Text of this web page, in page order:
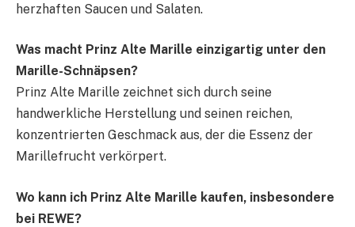
herzhaften Saucen und Salaten.
Was macht Prinz Alte Marille einzigartig unter den
Marille-Schnäpsen?
Prinz Alte Marille zeichnet sich durch seine
handwerkliche Herstellung und seinen reichen,
konzentrierten Geschmack aus, der die Essenz der
Marillefrucht verkörpert.
Wo kann ich Prinz Alte Marille kaufen, insbesondere
bei REWE?